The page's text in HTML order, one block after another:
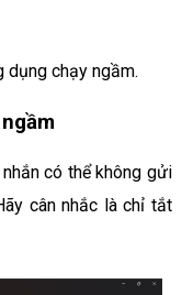
dụng chạy ngầm.
có thể không gửi
cân nhắc là chỉ tắt